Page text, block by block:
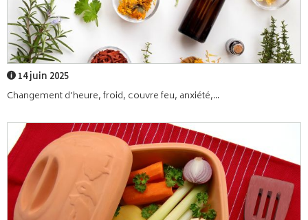
14 juin 2025
Changement d’heure, froid, couvre feu, anxiété,...